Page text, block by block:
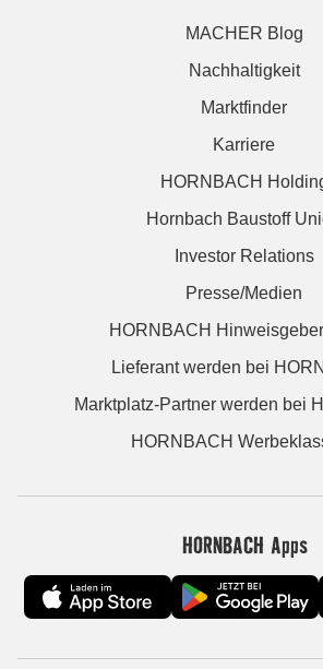
MACHER Blog
Nachhaltigkeit
Marktfinder
Karriere
HORNBACH
Hornbach Baustoff
Investor Relations
Presse/Medien
HORNBACH
Lieferant werden bei
Marktplatz-Partner werden bei
HORNBACH
HORNBACH Apps